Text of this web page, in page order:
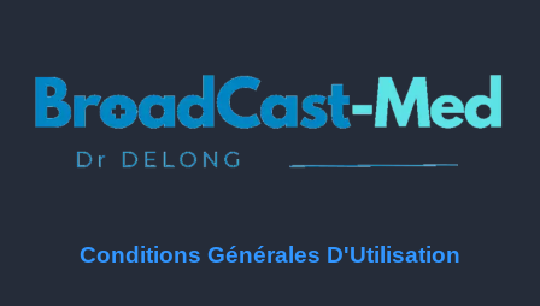
Conditions Générales D'Utilisation